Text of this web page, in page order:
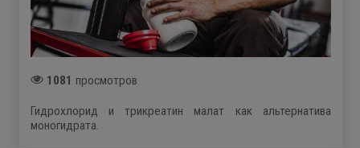
1081 просмотров
Гидрохлорид и трикреатин малат как альтернатива
моногидрата.